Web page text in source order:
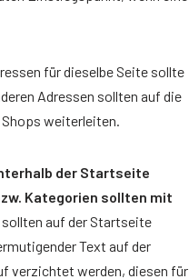
für dieselbe Seite sollte
Adressen sollten auf die
weiterleiten.
der Startseite
Kategorien sollten mit
auf der Startseite
Text auf der
verzichtet werden, diesen für